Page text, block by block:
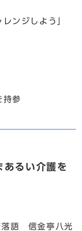
ンジしよう」
参
るい介護を
語 信金亭八光